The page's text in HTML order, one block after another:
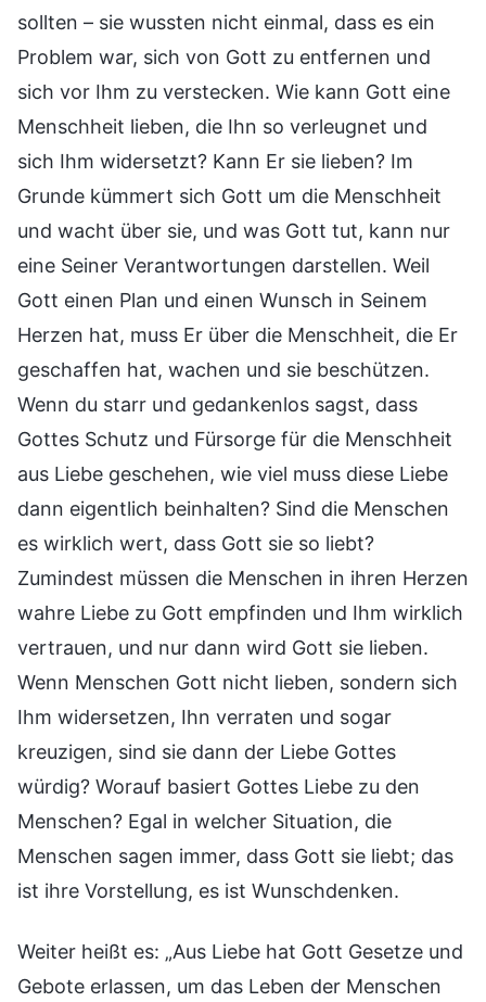
sollten – sie wussten nicht einmal, dass es ein
Problem war, sich von Gott zu entfernen und
sich vor Ihm zu verstecken. Wie kann Gott eine
Menschheit lieben, die Ihn so verleugnet und
sich Ihm widersetzt? Kann Er sie lieben? Im
Grunde kümmert sich Gott um die Menschheit
und wacht über sie, und was Gott tut, kann nur
eine Seiner Verantwortungen darstellen. Weil
Gott einen Plan und einen Wunsch in Seinem
Herzen hat, muss Er über die Menschheit, die Er
geschaffen hat, wachen und sie beschützen.
Wenn du starr und gedankenlos sagst, dass
Gottes Schutz und Fürsorge für die Menschheit
aus Liebe geschehen, wie viel muss diese Liebe
dann eigentlich beinhalten? Sind die Menschen
es wirklich wert, dass Gott sie so liebt?
Zumindest müssen die Menschen in ihren Herzen
wahre Liebe zu Gott empfinden und Ihm wirklich
vertrauen, und nur dann wird Gott sie lieben.
Wenn Menschen Gott nicht lieben, sondern sich
Ihm widersetzen, Ihn verraten und sogar
kreuzigen, sind sie dann der Liebe Gottes
würdig? Worauf basiert Gottes Liebe zu den
Menschen? Egal in welcher Situation, die
Menschen sagen immer, dass Gott sie liebt; das
ist ihre Vorstellung, es ist Wunschdenken.
Weiter heißt es: „Aus Liebe hat Gott Gesetze und
Gebote erlassen, um das Leben der Menschen